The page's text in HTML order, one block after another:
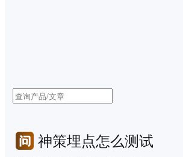
神策埋点怎么测试